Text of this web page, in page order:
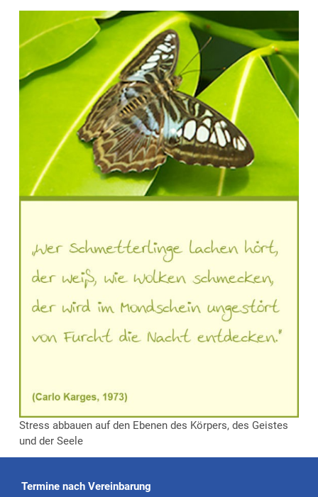
Stress abbauen auf den Ebenen des Körpers, des Geistes
und der Seele
Termine nach Vereinbarung